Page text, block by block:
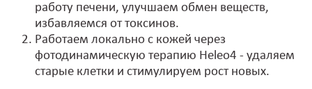
работу печени, улучшаем обмен веществ,
избавляемся от токсинов.
Работаем локально с кожей через
фотодинамическую терапию Heleo4 - удаляем
старые клетки и стимулируем рост новых.